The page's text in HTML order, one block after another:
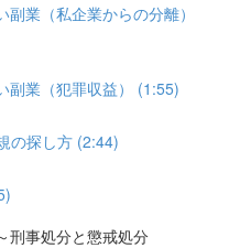
業（私企業からの分離）
副業（犯罪収益） (1:55)
の探し方 (2:44)
事処分と懲戒処分